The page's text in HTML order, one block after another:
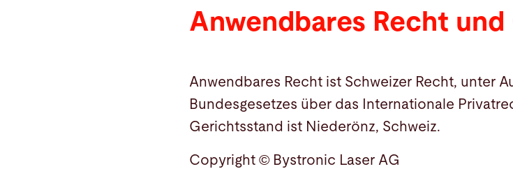
Anwendbares Recht
Anwendbares Recht ist Schweizer Recht, unter
Bundesgesetzes über das Internationale
Gerichtsstand ist Niederönz, Schweiz.
Copyright © Bystronic Laser AG